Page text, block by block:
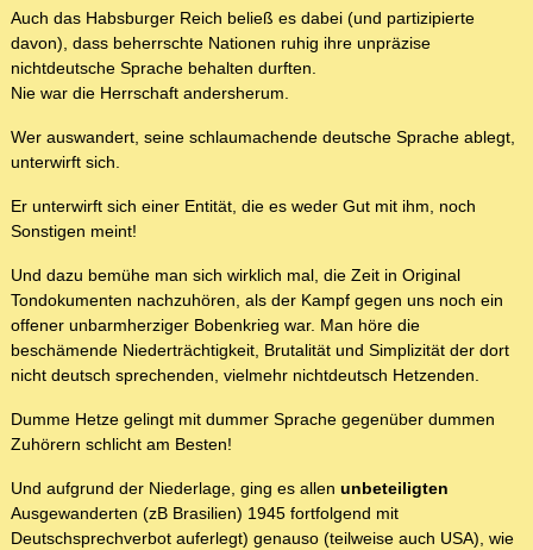
Auch das Habsburger Reich beließ es dabei (und partizipierte
davon), dass beherrschte Nationen ruhig ihre unpräzise
nichtdeutsche Sprache behalten durften.
Nie war die Herrschaft andersherum.
Wer auswandert, seine schlaumachende deutsche Sprache ablegt,
unterwirft sich.
Er unterwirft sich einer Entität, die es weder Gut mit ihm, noch
Sonstigen meint!
Und dazu bemühe man sich wirklich mal, die Zeit in Original
Tondokumenten nachzuhören, als der Kampf gegen uns noch ein
offener unbarmherziger Bobenkrieg war. Man höre die
beschämende Niederträchtigkeit, Brutalität und Simplizität der dort
nicht deutsch sprechenden, vielmehr nichtdeutsch Hetzenden.
Dumme Hetze gelingt mit dummer Sprache gegenüber dummen
Zuhörern schlicht am Besten!
Und aufgrund der Niederlage, ging es allen unbeteiligten
Ausgewanderten (zB Brasilien) 1945 fortfolgend mit
Deutschsprechverbot auferlegt) genauso (teilweise auch USA), wie